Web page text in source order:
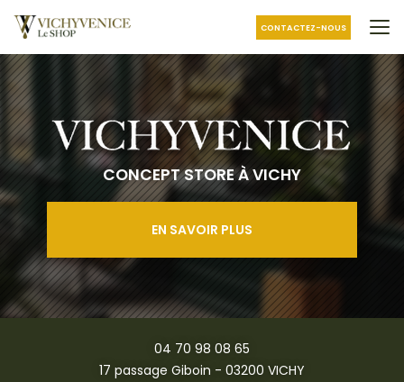
au
contenu
principal
CONTACTEZ-NOUS
CONCEPT STORE À VICHY
EN SAVOIR PLUS
04 70 98 08 65
17 passage Giboin - 03200 VICHY